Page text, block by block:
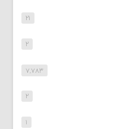
۲۱
۲
۷,۷۸۳
۲
۱